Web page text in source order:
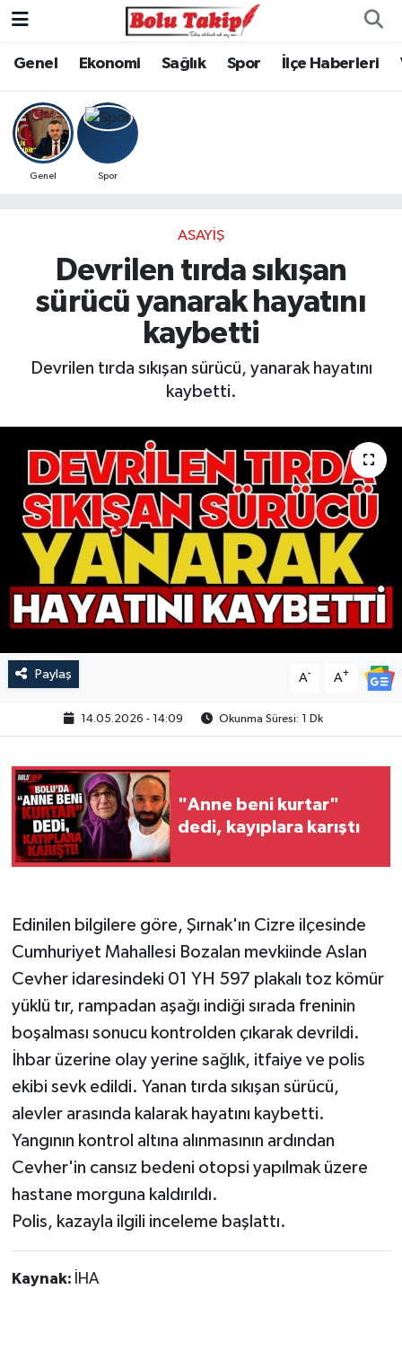
Genel Ekonomi Sağlık Spor İlçe Haberleri
Genel Spor
ASAYIŞ
Devrilen tırda sıkışan
sürücü yanarak hayatını
kaybetti
Devrilen tırda sıkışan sürücü, yanarak hayatını
kaybetti.
Paylaş A- A+
14.05.2026 - 14:09 Okunma Süresi: 1 Dk
"Anne beni kurtar"
dedi, kayıplara karıştı
Edinilen bilgilere göre, Şırnak'ın Cizre ilçesinde
Cumhuriyet Mahallesi Bozalan mevkiinde Aslan
Cevher idaresindeki 01 YH 597 plakalı toz kömür
yüklü tır, rampadan aşağı indiği sırada freninin
boşalması sonucu kontrolden çıkarak devrildi.
İhbar üzerine olay yerine sağlık, itfaiye ve polis
ekibi sevk edildi. Yanan tırda sıkışan sürücü,
alevler arasında kalarak hayatını kaybetti.
Yangının kontrol altına alınmasının ardından
Cevher'in cansız bedeni otopsi yapılmak üzere
hastane morguna kaldırıldı.
Polis, kazayla ilgili inceleme başlattı.
Kaynak: İHA